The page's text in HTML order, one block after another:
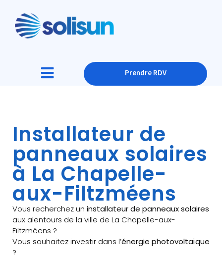
Prendre RDV
Installateur de
panneaux solaires
à La Chapelle-
aux-Filtzméens
Vous recherchez un installateur de panneaux solaires
aux alentours de la ville de La Chapelle-aux-
Filtzméens ?
Vous souhaitez investir dans l’énergie photovoltaïque
?